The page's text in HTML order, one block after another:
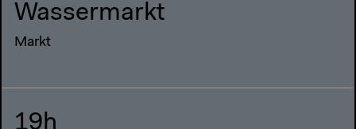
Wassermarkt
Markt
19h